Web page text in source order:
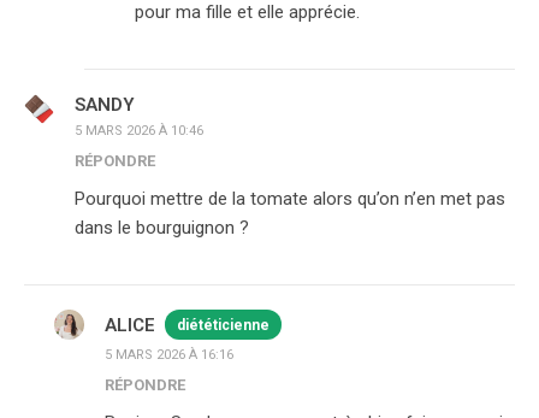
pour ma fille et elle apprécie.
SANDY
5 MARS 2026 À 10:46
RÉPONDRE
Pourquoi mettre de la tomate alors qu’on n’en met pas
dans le bourguignon ?
ALICE diététicienne
5 MARS 2026 À 16:16
RÉPONDRE